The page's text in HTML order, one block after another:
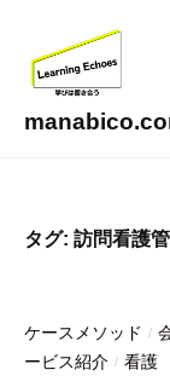
r
n
g
タグ: 訪問看護
ケースメソッド /
ービス紹介 / 看護